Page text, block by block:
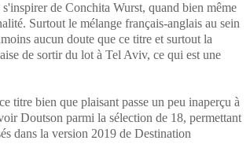
de Conchita Wurst, quand bien même
Surtout le mélange français-anglais au sein
aucun doute que ce titre et surtout la
de sortir du lot à Tel Aviv, ce qui est une
titre bien que plaisant passe un peu inaperçu à
Doutson parmi la sélection de 18, permettant
dans la version 2019 de Destination